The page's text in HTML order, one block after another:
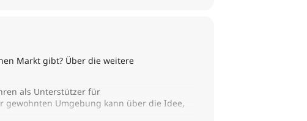
Markt gibt? Über die weitere
als Unterstützer für
gewohnten Umgebung kann über die Idee,